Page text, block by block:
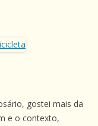
gostei mais da
e o contexto,